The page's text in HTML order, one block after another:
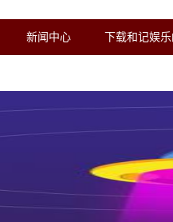
新闻中心 下载和记娱